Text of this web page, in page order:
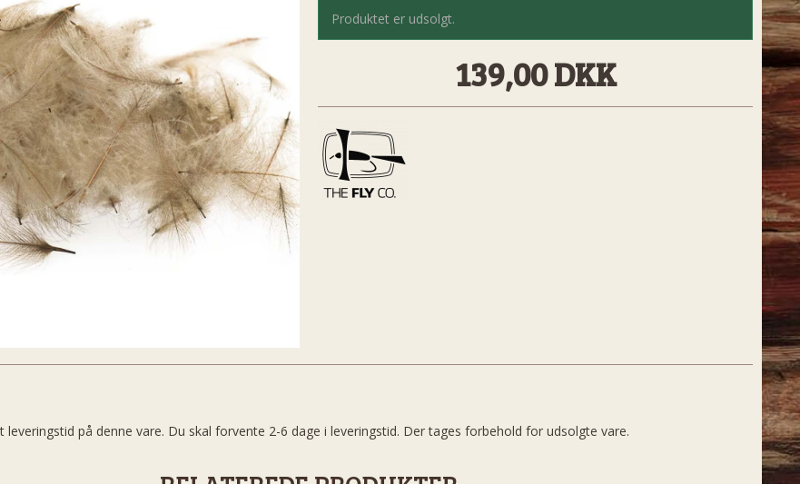
Produktet er udsolgt.
139,00 DKK
på denne vare. Du skal forvente 2-6 dage i leveringstid. Der tages forbehold for udsolgte vare.